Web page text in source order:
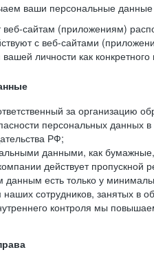
ваши персональные
сайтам (приложениям)
с веб-сайтами
личности как
за организацию
персональных данных
РФ;
данными, как
действует пропускной
данным есть только у
сотрудников, занятых в
контроля мы